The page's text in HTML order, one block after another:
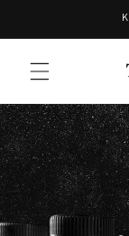
Inhalt